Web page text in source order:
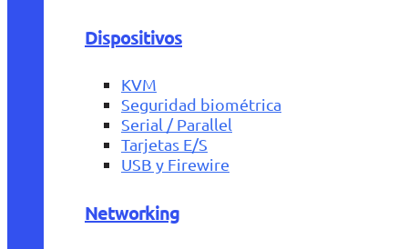
Dispositivos
KVM
Seguridad biométrica
Serial / Parallel
Tarjetas E/S
USB y Firewire
Networking